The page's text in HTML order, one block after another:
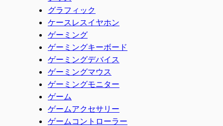
グラフィック
ケースレスイヤホン
ゲーミング
ゲーミングキーボード
ゲーミングデバイス
ゲーミングマウス
ゲーミングモニター
ゲーム
ゲームアクセサリー
ゲームコントローラー